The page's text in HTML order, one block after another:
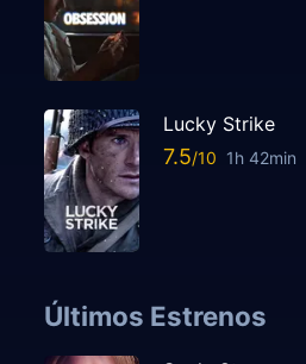
Lucky Strike
7.5 1h 42min
Últimos Estrenos